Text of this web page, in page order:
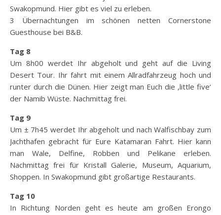
Swakopmund. Hier gibt es viel zu erleben.
3 Übernachtungen im schönen netten Cornerstone
Guesthouse bei B&B.
Tag 8
Um 8h00 werdet Ihr abgeholt und geht auf die Living
Desert Tour. Ihr fahrt mit einem Allradfahrzeug hoch und
runter durch die Dünen. Hier zeigt man Euch die ‚little five‘
der Namib Wüste. Nachmittag frei.
Tag 9
Um ± 7h45 werdet Ihr abgeholt und nach Walfischbay zum
Jachthafen gebracht für Eure Katamaran Fahrt. Hier kann
man Wale, Delfine, Robben und Pelikane erleben.
Nachmittag frei für Kristall Galerie, Museum, Aquarium,
Shoppen. In Swakopmund gibt großartige Restaurants.
Tag 10
In Richtung Norden geht es heute am großen Erongo